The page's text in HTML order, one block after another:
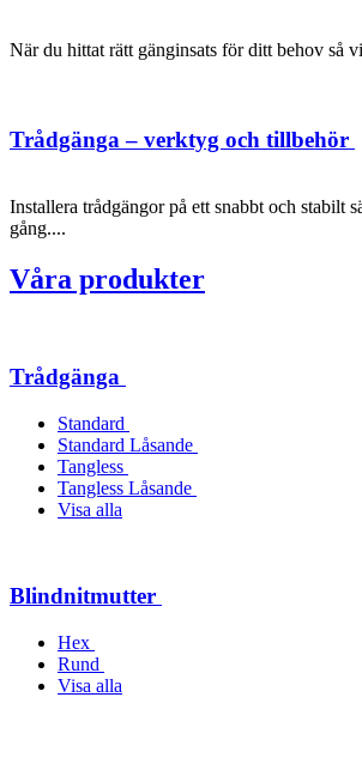
När du hittat rätt gänginsats för ditt behov så
Trådgänga – verktyg och tillbehör
Installera trådgängor på ett snabbt och stabilt
gång....
Våra produkter
Trådgänga
Standard
Standard Låsande
Tangless
Tangless Låsande
Visa alla
Blindnitmutter
Hex
Rund
Visa alla